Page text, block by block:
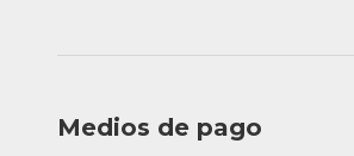
Medios de pago